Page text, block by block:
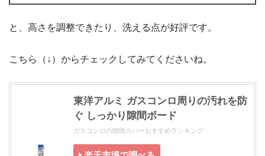
と、高さを調整できたり、洗える点が好評です。
こちら（↓）からチェックしてみてくださいね。
東洋アルミ ガスコンロ周りの汚れを防
ぐ しっかり隙間ボード
ガスコンロの隙間カバーおすすめランキング